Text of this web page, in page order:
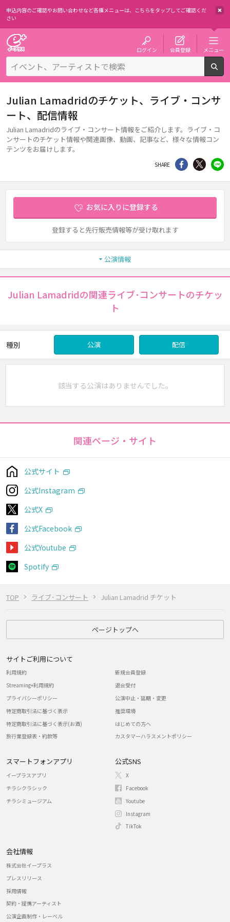
申込内容のご確認やお問い合わせなど各種メニューは、 こちらをタップしてご確認くだ
さい
ログイン 会員登録 メニュー
TOP ライブ･コンサート Julian Lamadrid チケット
Julian Lamadridのチケット、ライブ・コンサ
ート、配信情報
Julian Lamadridのライブ・コンサート情報をご紹介します。ライブ・コ
ンサートのチケット情報や関連画像、動画、記事など、様々な情報コン
テンツをお届けします。
SHARE シェア Twitter
お気に入りに登録する
登録すると先行販売情報等が受け取れます
公演情報
Julian Lamadridの関連ライブ･コンサートのチケッ
ト
種別 公演 配信
該当する公演はありませんでした。
関連ページ・サイト
公式サイト
公式Instagram
公式X
公式Facebook
公式Youtube
Spotify
ページトップへ
サイトご利用について
利用規約
Streaming+利用規約
プライバシーポリシー
特定商取引法に基づく表示
特定商取引法に基づく表示(お酒)
旅行業登録表・約款等
新規会員登録
退会受付
公演中止・延期・変更
推奨環境
はじめての方へ
カスタマーハラスメントポリシー
スマートフォンアプリ
イープラスアプリ
チラシクラシック
チラシミュージアム
公式SNS
X
Facebook
Youtube
Instagram
TikTok
会社情報
株式会社イープラス
プレスリリース
採用情報
契約・提携アーティスト
公演企画制作・レーベル